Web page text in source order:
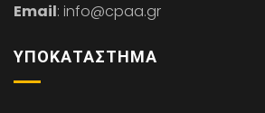
Email: info@cpaa.gr
ΥΠΟΚΑΤΆΣΤΗΜΑ